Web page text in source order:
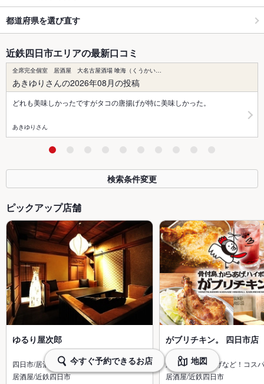
都道府県を選び直す
近鉄四日市エリアの最新口コミ
全席完全個室 居酒屋 大名古屋酒場 喰海（くうかい…
あきゆりさんの2026年08月の投稿
どれも美味しかったですがタコの唐揚げが特に美味しかった。
あきゆりさん
検索条件変更
ピックアップ店舗
ゆるり屋次郎
四日市/居酒屋/個室/東北料理/飲み…
居酒屋/近鉄四日市
がブリチキン。 四日市店
焼き鳥・からあげなど！コス
居酒屋/近鉄四日市
今すぐ予約できるお店 地図